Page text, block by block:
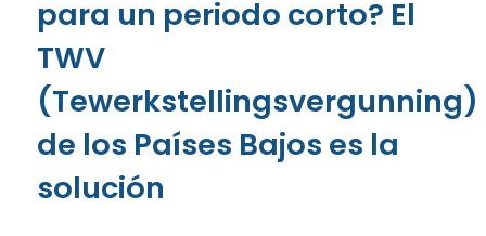
para un periodo corto? El
TWV
(Tewerkstellingsvergunning)
de los Países Bajos es la
solución